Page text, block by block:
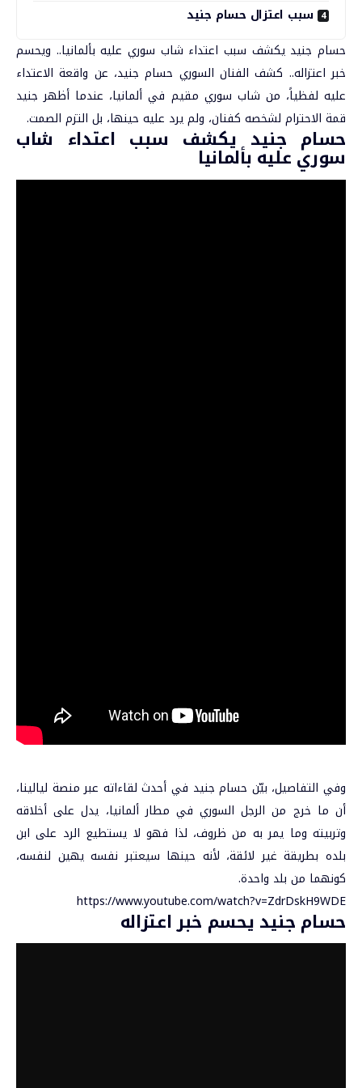
سبب اعتزال حسام جنيد
حسام جنيد يكشف سبب اعتداء شاب سوري عليه بألمانيا.. ويحسم
خبر اعتزاله.. كشف الفنان السوري حسام جنيد، عن واقعة الاعتداء
عليه لفظياً، من شاب سوري مقيم في ألمانيا، عندما أظهر جنيد
قمة الاحترام لشخصه كفنان، ولم يرد عليه حينها، بل التزم الصمت.
حسام جنيد يكشف سبب اعتداء شاب
سوري عليه بألمانيا
وفي التفاصيل، بيّن حسام جنيد في أحدث لقاءاته عبر منصة ليالينا،
أن ما خرج من الرجل السوري في مطار ألمانيا، يدل على أخلاقه
وتربيته وما يمر به من ظروف، لذا فهو لا يستطيع الرد على ابن
بلده بطريقة غير لائقة، لأنه حينها سيعتبر نفسه يهين لنفسه،
كونهما من بلد واحدة.
https://www.youtube.com/watch?v=ZdrDskH9WDE
حسام جنيد يحسم خبر اعتزاله